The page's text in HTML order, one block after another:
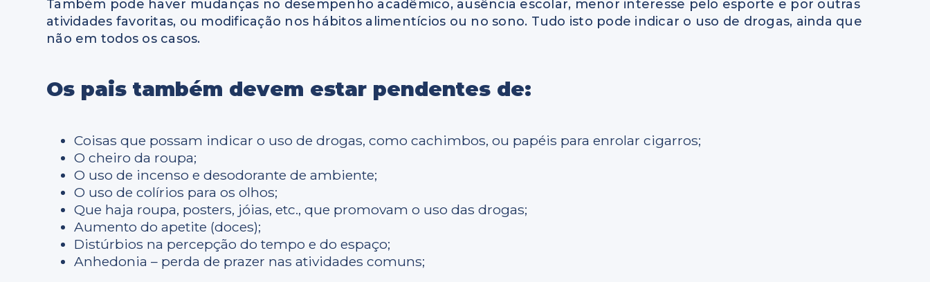
Também pode haver mudanças no desempenho acadêmico, ausência escolar, menor interesse pelo esporte e por outras
atividades favoritas, ou modificação nos hábitos alimentícios ou no sono. Tudo isto pode indicar o uso de drogas, ainda que
não em todos os casos.
Os pais também devem estar pendentes de:
Coisas que possam indicar o uso de drogas, como cachimbos, ou papéis para enrolar cigarros;
O cheiro da roupa;
O uso de incenso e desodorante de ambiente;
O uso de colírios para os olhos;
Que haja roupa, posters, jóias, etc., que promovam o uso das drogas;
Aumento do apetite (doces);
Distúrbios na percepção do tempo e do espaço;
Anhedonia – perda de prazer nas atividades comuns;